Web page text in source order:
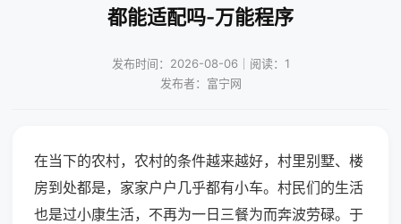
都能适配吗-万能程序
发布时间：2026-08-06｜阅读：1
发布者：富宁网
在当下的农村，农村的条件越来越好，村里别墅、楼
房到处都是，家家户户几乎都有小车。村民们的生活
也是过小康生活，不再为一日三餐为而奔波劳碌。于